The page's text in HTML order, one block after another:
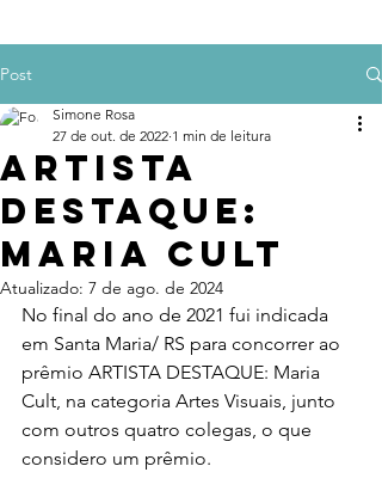
Post
ARTISTA
DESTAQUE:
Maria Cult
Simone Rosa
27 de out. de 2022 1 min de leitura
Atualizado: 7 de ago. de 2024
No final do ano de 2021 fui indicada
em Santa Maria/ RS para concorrer ao
prêmio ARTISTA DESTAQUE: Maria
Cult, na categoria Artes Visuais, junto
com outros quatro colegas, o que
considero um prêmio.